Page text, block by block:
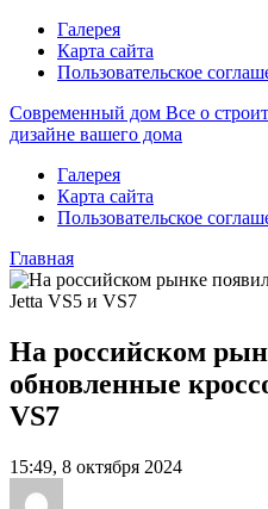
Галерея
Карта сайта
Пользовательское
Современный дом Все о
дизайне вашего дома
Галерея
Карта сайта
Пользовательское
Главная
На российском
обновленные
VS7
15:49, 8 октября 2024